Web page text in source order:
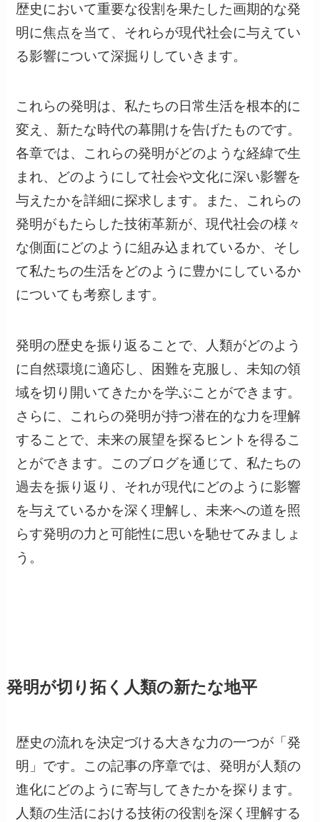
歴史において重要な役割を果たした画期的な発
明に焦点を当て、それらが現代社会に与えてい
る影響について深掘りしていきます。
これらの発明は、私たちの日常生活を根本的に
変え、新たな時代の幕開けを告げたものです。
各章では、これらの発明がどのような経緯で生
まれ、どのようにして社会や文化に深い影響を
与えたかを詳細に探求します。また、これらの
発明がもたらした技術革新が、現代社会の様々
な側面にどのように組み込まれているか、そし
て私たちの生活をどのように豊かにしているか
についても考察します。
発明の歴史を振り返ることで、人類がどのよう
に自然環境に適応し、困難を克服し、未知の領
域を切り開いてきたかを学ぶことができます。
さらに、これらの発明が持つ潜在的な力を理解
することで、未来の展望を探るヒントを得るこ
とができます。このブログを通じて、私たちの
過去を振り返り、それが現代にどのように影響
を与えているかを深く理解し、未来への道を照
らす発明の力と可能性に思いを馳せてみましょ
う。
発明が切り拓く人類の新たな地平
歴史の流れを決定づける大きな力の一つが「発
明」です。この記事の序章では、発明が人類の
進化にどのように寄与してきたかを探ります。
人類の生活における技術の役割を深く理解する